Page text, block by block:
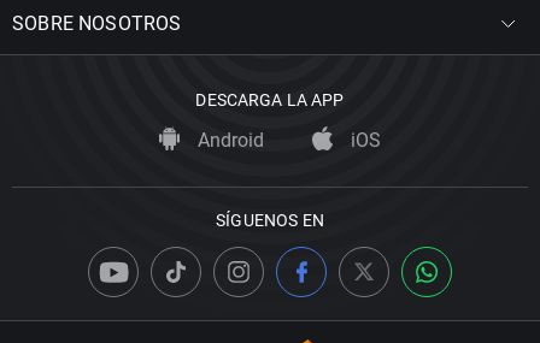
SOBRE NOSOTROS
DESCARGA LA APP
Android iOS
SÍGUENOS EN